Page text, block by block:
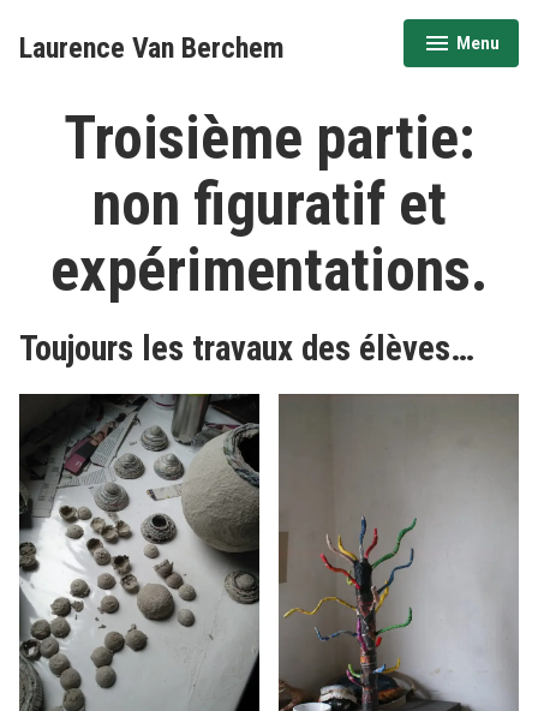
Laurence Van Berchem Menu
déplié
réduit
Troisième partie:
non figuratif et
expérimentations.
Toujours les travaux des élèves…